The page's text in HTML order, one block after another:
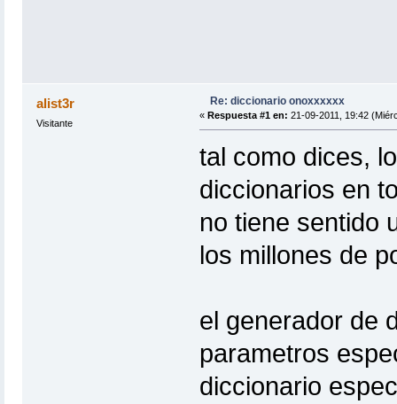
alist3r
Visitante
Re: diccionario onoxxxxxx
« Respuesta #1 en: 21-09-2011, 19:42
tal como dices,
diccionarios en
no tiene sentido
los millones de
el generador de
parametros
diccionario